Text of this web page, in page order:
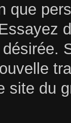
que
site du